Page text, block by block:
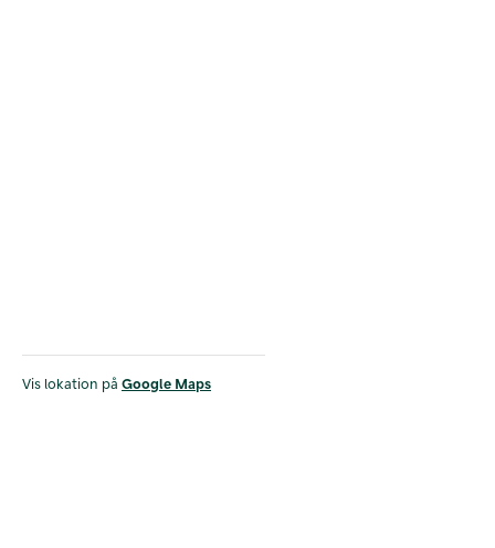
Vis lokation på Google Maps